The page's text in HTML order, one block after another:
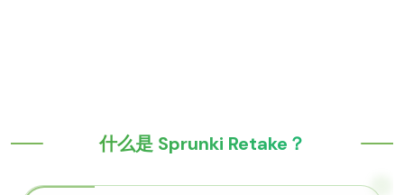
什么是 Sprunki Retake？